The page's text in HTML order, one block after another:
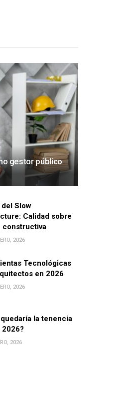
gestor público
del Slow
Calidad sobre
constructiva
2026
Tecnológicas
en 2026
2026
la tenencia
2026